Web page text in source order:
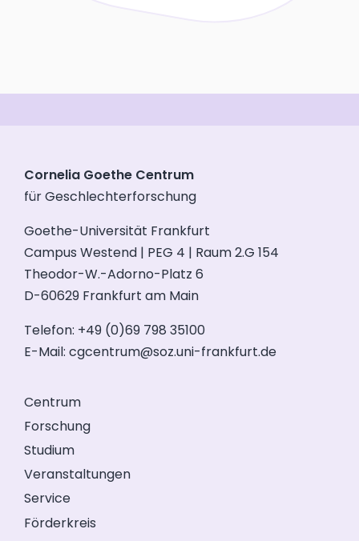
Cornelia Goethe Centrum
für Geschlechterforschung
Goethe-Universität Frankfurt
Campus Westend | PEG 4 | Raum 2.G 154
Theodor-W.-Adorno-Platz 6
D-60629 Frankfurt am Main
Telefon: +49 (0)69 798 35100
E-Mail: cgcentrum@soz.uni-frankfurt.de
Centrum
Forschung
Studium
Veranstaltungen
Service
Förderkreis